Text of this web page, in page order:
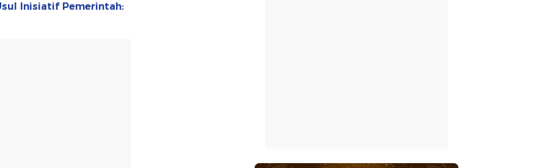
Inisiatif Pemerintah: